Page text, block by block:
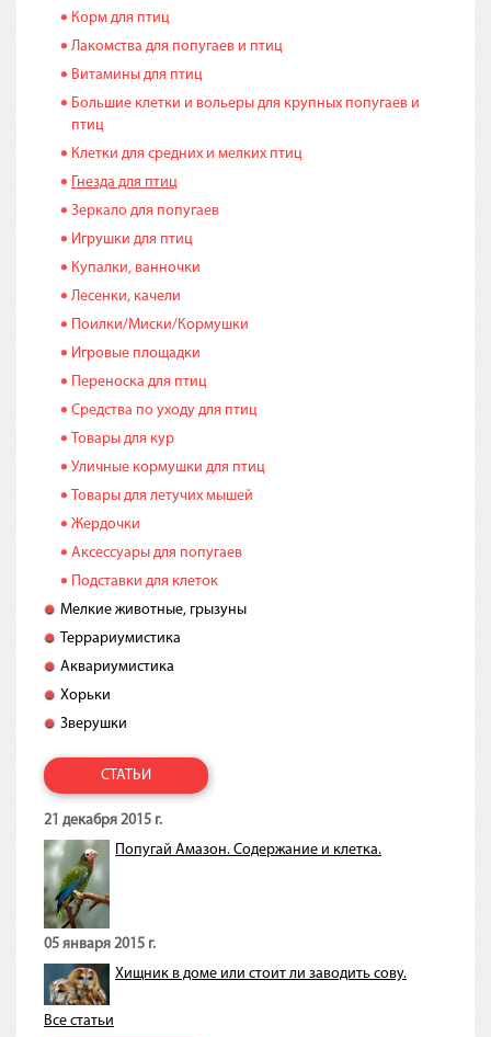
Корм для птиц
Лакомства для попугаев и птиц
Витамины для птиц
Большие клетки и вольеры для крупных попугаев и
птиц
Клетки для средних и мелких птиц
Гнезда для птиц
Зеркало для попугаев
Игрушки для птиц
Купалки, ванночки
Лесенки, качели
Поилки/Миски/Кормушки
Игровые площадки
Переноска для птиц
Средства по уходу для птиц
Товары для кур
Уличные кормушки для птиц
Товары для летучих мышей
Жердочки
Аксессуары для попугаев
Подставки для клеток
Мелкие животные, грызуны
Террариумистика
Аквариумистика
Хорьки
Зверушки
СТАТЬИ
21 декабря 2015 г.
Попугай Амазон. Содержание и клетка.
05 января 2015 г.
Хищник в доме или стоит ли заводить сову.
Все статьи